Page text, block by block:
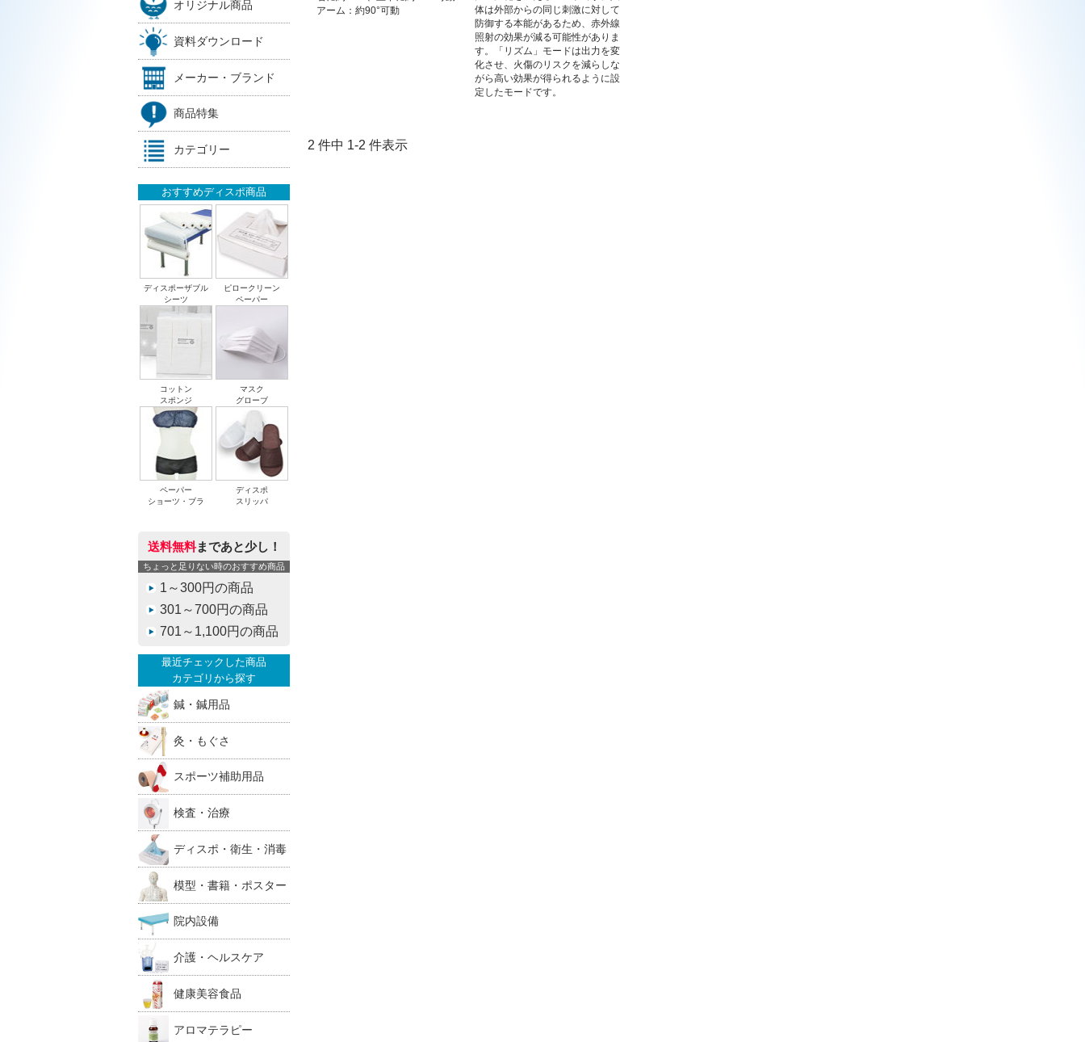
オリジナル商品
資料ダウンロード
メーカー・ブランド
商品特集
カテゴリー
おすすめディスポ商品
ディスポーザブル
シーツ
ピロークリーン
ペーパー
コットン
スポンジ
マスク
グローブ
ペーパー
ショーツ・ブラ
ディスポ
スリッパ
送料無料まであと少し！
ちょっと足りない時のおすすめ商品
1～300円の商品
301～700円の商品
701～1,100円の商品
最近チェックした商品
カテゴリから探す
鍼・鍼用品
灸・もぐさ
スポーツ補助用品
検査・治療
ディスポ・衛生・消毒
模型・書籍・ポスター
院内設備
介護・ヘルスケア
健康美容食品
アロマテラピー
アーム：約90°可動
体は外部からの同じ刺激に対して
防御する本能があるため、赤外線
照射の効果が減る可能性がありま
す。「リズム」モードは出力を変
化させ、火傷のリスクを減らしな
がら高い効果が得られるように設
定したモードです。
2 件中 1-2 件表示